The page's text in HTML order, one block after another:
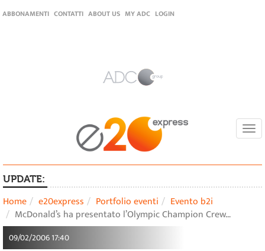
ABBONAMENTI CONTATTI ABOUT US MY ADC LOGIN
UPDATE:
Home e20express Portfolio eventi
Evento b2i
McDonald’s ha presentato l’Olympic Champion Crew…
09/02/2006 17:40